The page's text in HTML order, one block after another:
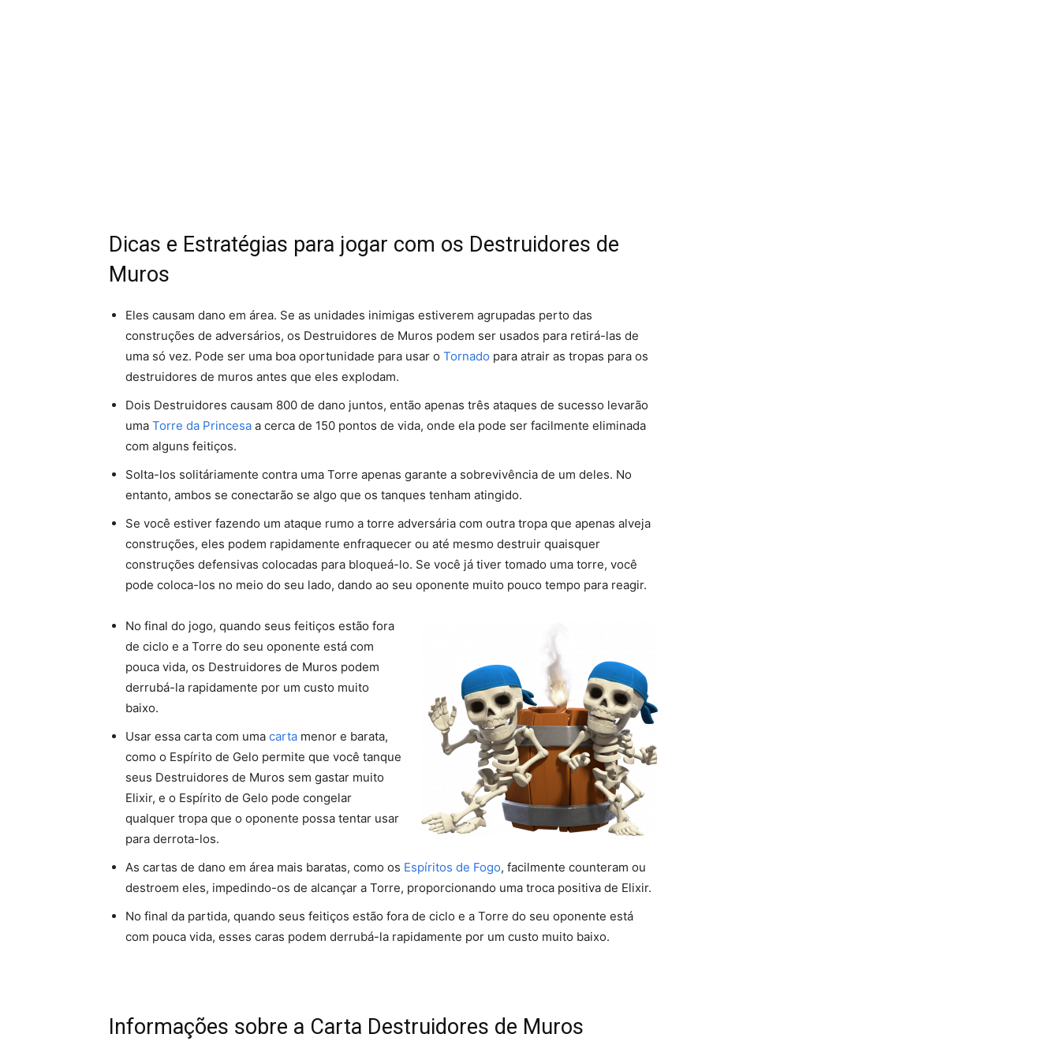
Dicas e Estratégias para jogar com os Destruidores de
Muros
Eles causam dano em área. Se as unidades inimigas estiverem agrupadas perto das
construções de adversários, os Destruidores de Muros podem ser usados ​​para retirá-las de
uma só vez. Pode ser uma boa oportunidade para usar o Tornado para atrair as tropas para os
destruidores de muros antes que eles explodam.
Dois Destruidores causam 800 de dano juntos, então apenas três ataques de sucesso levarão
uma Torre da Princesa a cerca de 150 pontos de vida, onde ela pode ser facilmente eliminada
com alguns feitiços.
Solta-los solitáriamente contra uma Torre apenas garante a sobrevivência de um deles. No
entanto, ambos se conectarão se algo que os tanques tenham atingido.
Se você estiver fazendo um ataque rumo a torre adversária com outra tropa que apenas alveja
construções, eles podem rapidamente enfraquecer ou até mesmo destruir quaisquer
construções defensivas colocadas para bloqueá-lo. Se você já tiver tomado uma torre, você
pode coloca-los no meio do seu lado, dando ao seu oponente muito pouco tempo para reagir.
No final do jogo, quando seus feitiços estão fora
de ciclo e a Torre do seu oponente está com
pouca vida, os Destruidores de Muros podem
derrubá-la rapidamente por um custo muito
baixo.
Usar essa carta com uma carta menor e barata,
como o Espírito de Gelo permite que você tanque
seus Destruidores de Muros sem gastar muito
Elixir, e o Espírito de Gelo pode congelar
qualquer tropa que o oponente possa tentar usar
para derrota-los.
As cartas de dano em área mais baratas, como os Espíritos de Fogo, facilmente counteram ou
destroem eles, impedindo-os de alcançar a Torre, proporcionando uma troca positiva de Elixir.
No final da partida, quando seus feitiços estão fora de ciclo e a Torre do seu oponente está
com pouca vida, esses caras podem derrubá-la rapidamente por um custo muito baixo.
Informações sobre a Carta Destruidores de Muros